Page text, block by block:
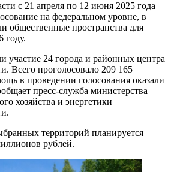
с 21 апреля по 12 июня 2025 года
на федеральном уровне, в
общественные пространства для
году.
участие 24 города и районных центра
Всего проголосовало 209 165
в проведении голосования оказали
пресс-служба министерства
хозяйства и энергетики
территорий планируется
рублей.